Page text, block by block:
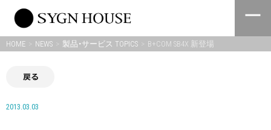
content
HOME NEWS 製品・サービス TOPICS B+COM SB4X 新登場
戻る
2013.03.03